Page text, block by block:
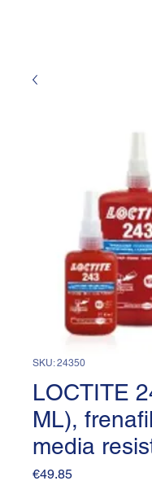
SKU: 24350
LOCTITE
ML),
media
€49.85Price